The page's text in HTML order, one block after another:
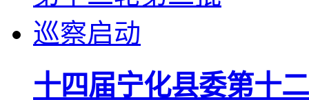
十四届宁化县委第十